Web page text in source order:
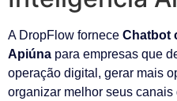
A DropFlow fornece Chatbot
Apiúna para empresas que
operação digital, gerar mais
organizar melhor seus